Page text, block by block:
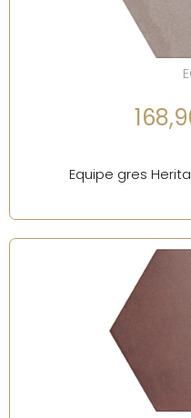
Equipe gres